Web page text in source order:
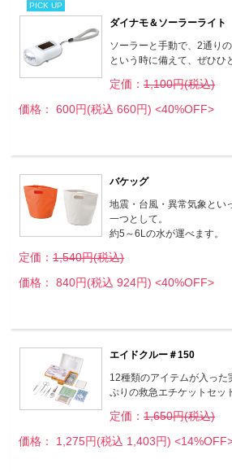
PICK UP
ダイナモ＆ソーラーライト
ソーラーと手動で、2通り
という時に備えて、ぜひひ
定価： 1,100円(税込)
価格： 600円(税込 660円) <40%OFF>
バケッグ
地震・台風・異常気象とい
一つとして。
約5～6Lの水が運べます。
定価： 1,540円(税込)
価格： 840円(税込 924円) <40%OFF>
エイドクルー＃150
12種類のアイテムが入った
ぷりの救急エチケットセッ
定価： 1,650円(税込)
価格： 1,275円(税込 1,403円)